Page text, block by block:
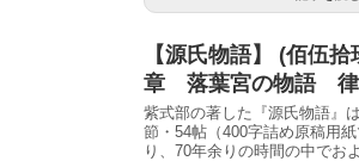
【源氏物語】 (佰伍
章 落葉宮の物語 律
紫式部の著した『源氏物語』
節・54帖（400字詰め原稿用
り、70年余りの時間の中でお